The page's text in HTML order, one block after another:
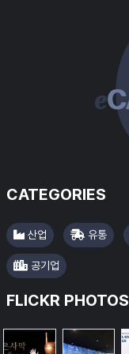
CATEGORIES
산업 유통
공기업
FLICKR PHOTOS